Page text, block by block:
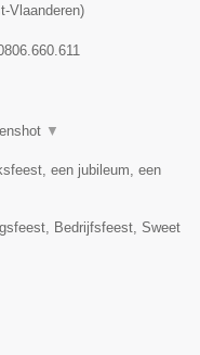
Vlaanderen)
▼
een jubileum, een
Bedrijfsfeest, Sweet